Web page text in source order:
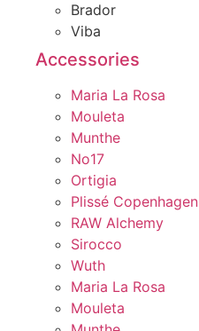
Brador
Viba
Accessories
Maria La Rosa
Mouleta
Munthe
No17
Ortigia
Plissé Copenhagen
RAW Alchemy
Sirocco
Wuth
Maria La Rosa
Mouleta